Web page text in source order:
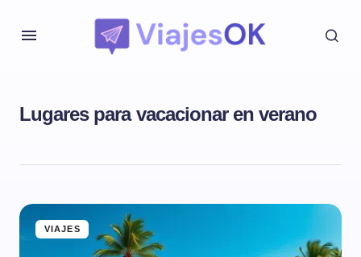
Lugares para vacacionar en verano
VIAJES